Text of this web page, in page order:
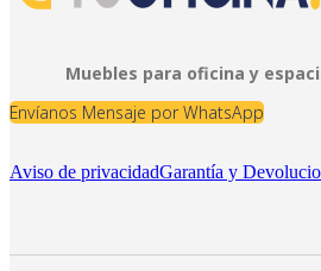
Muebles para oficina y
Envíanos Mensaje por WhatsApp
Aviso de privacidadGarantía y